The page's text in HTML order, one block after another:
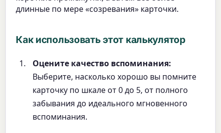
длинные по мере «созревания» карточки.
Как использовать этот калькулятор
Оцените качество вспоминания:
Выберите, насколько хорошо вы помните
карточку по шкале от 0 до 5, от полного
забывания до идеального мгновенного
вспоминания.